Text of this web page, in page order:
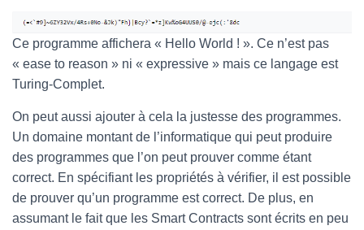
Ce programme affichera « Hello World ! ». Ce n’est pas
« ease to reason » ni « expressive » mais ce langage est
Turing-Complet.
On peut aussi ajouter à cela la justesse des programmes.
Un domaine montant de l’informatique qui peut produire
des programmes que l’on peut prouver comme étant
correct. En spécifiant les propriétés à vérifier, il est possible
de prouver qu’un programme est correct. De plus, en
assumant le fait que les Smart Contracts sont écrits en peu